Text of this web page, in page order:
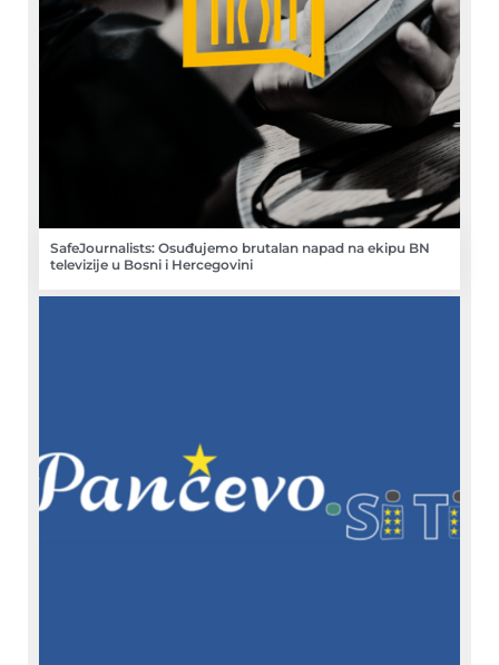
SafeJournalists: Osuđujemo brutalan napad na ekipu BN
televizije u Bosni i Hercegovini